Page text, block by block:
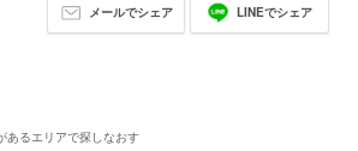
メールでシェア LINEでシェア
あるエリアで探しなおす